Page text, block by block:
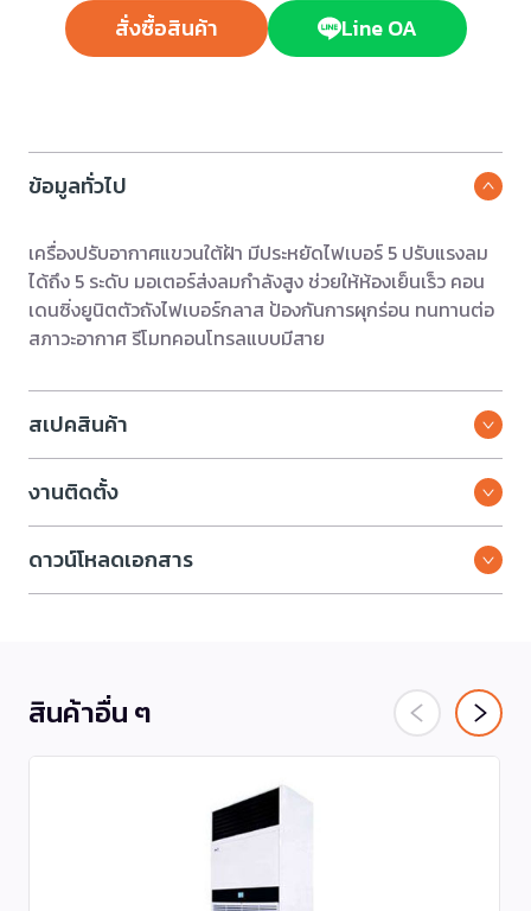
สั่งซื้อสินค้า Line OA
ข้อมูลทั่วไป
เครื่องปรับอากาศแขวนใต้ฝ้า มีประหยัดไฟเบอร์ 5 ปรับแรงลม
ได้ถึง 5 ระดับ มอเตอร์ส่งลมกำลังสูง ช่วยให้ห้องเย็นเร็ว คอน
เดนซิ่งยูนิตตัวถังไฟเบอร์กลาส ป้องกันการผุกร่อน ทนทานต่อ
สภาวะอากาศ รีโมทคอนโทรลแบบมีสาย
สเปคสินค้า
งานติดตั้ง
ดาวน์โหลดเอกสาร
สินค้าอื่น ๆ